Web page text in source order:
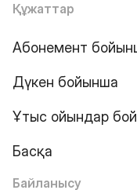
Құжаттар
Абонемент
Дүкен бойынша
Ұтыс ойындар
Басқа
Байланысу